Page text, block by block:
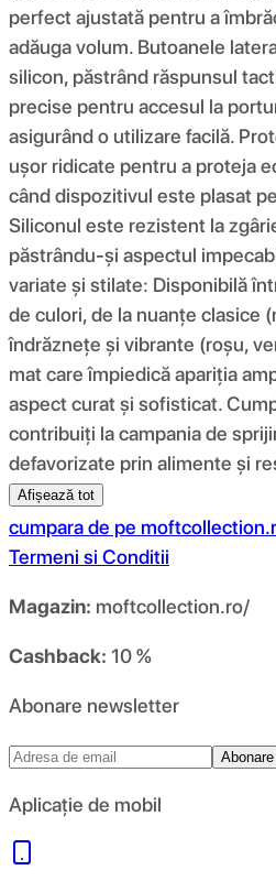
perfect ajustată pentru a
adăuga volum. Butoanele
silicon, păstrând răspunsul
precise pentru accesul la
asigurând o utilizare facilă.
ușor ridicate pentru a proteja
când dispozitivul este plasat
Siliconul este rezistent la
păstrându-și aspectul
variate și stilate: Disponibilă
de culori, de la nuanțe clasice
îndrăznețe și vibrante (roșu,
mat care împiedică apariția
aspect curat și sofisticat.
contribuiți la campania de
defavorizate prin alimente și
Afișează tot
cumpara de pe
Termeni si Conditii
Magazin: moftcollection.ro/
Cashback: 10 %
Abonare newsletter
Abonare
Aplicație de mobil